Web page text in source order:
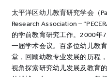
太平洋区幼儿教育研究学会（
Research Association –
的学前教育研究工作。2000年
一届学术会议。百多位幼儿教
堂，回顾幼教专业发展的历程
视角探索研究幼儿发展及教育